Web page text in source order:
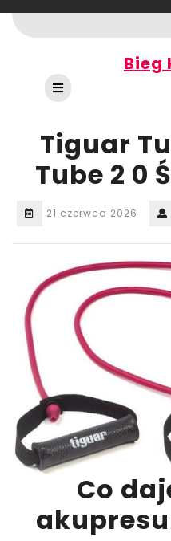
to
content
Bieg
Open
Button
Tiguar
Tube 2 0
21 czerwca 2026
Co